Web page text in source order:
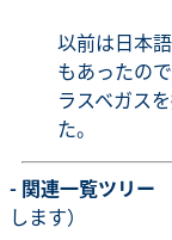
以前は日本
もあったので
ラスベガス
た。
- 関連一覧ツリー
します）